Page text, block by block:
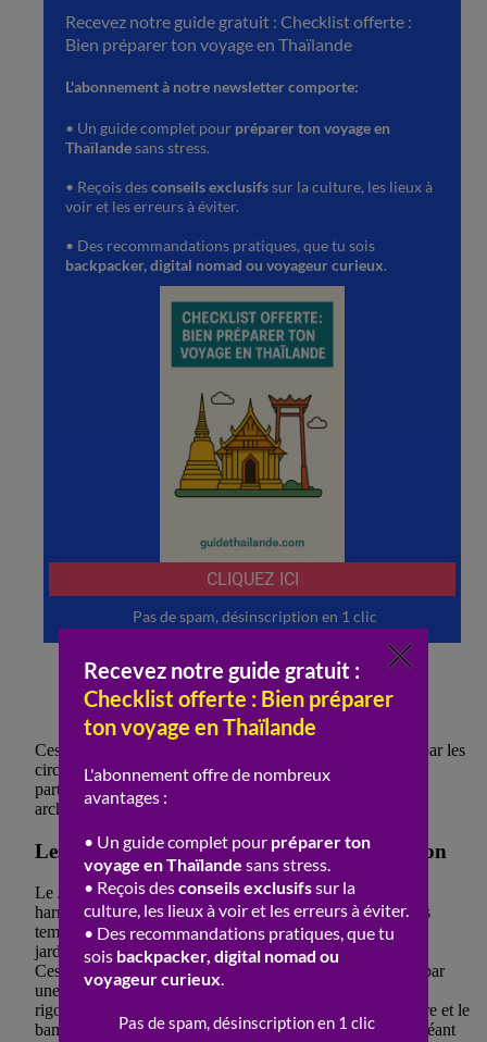
Usage innovant du verre et de l’acier
Formes asymétriques et audacieuses
Intérieurs fonctionnels et lumineux
Ces monuments modernistes, bien que souvent négligés par les
circuits touristiques traditionnels, méritent une attention
particulière pour leur contribution unique au paysage
architectural européen.
Les Sanctuaires Secrètement Gardés du Japon
Le Japon est un pays où tradition et modernité cohabitent
harmonieusement. Par-delà les gratte-ciels de Tokyo et les
temples célèbres de Kyoto, se trouvent des sanctuaires et
jardins cachés, souvent inconnus des touristes.
Ces lieux, souvent situés en pleine nature, se distinguent par
une architecture finement travaillée et une esthétique
rigoureuse. Les matériaux naturels comme le bois, la pierre et le
bambou se marient parfaitement avec l’environnement, créant